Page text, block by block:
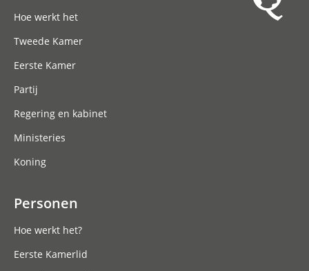
Hoe werkt het
Tweede Kamer
Eerste Kamer
Partij
Regering en kabinet
Ministeries
Koning
Personen
Hoe werkt het?
Eerste Kamerlid